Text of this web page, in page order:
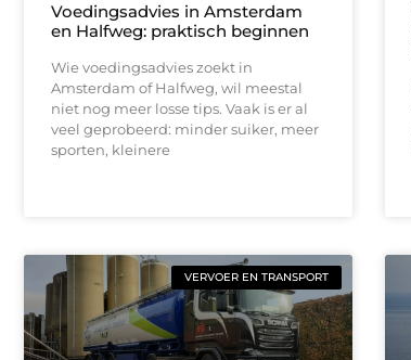
Voedingsadvies in Amsterdam
en Halfweg: praktisch beginnen
Wie voedingsadvies zoekt in
Amsterdam of Halfweg, wil meestal
niet nog meer losse tips. Vaak is er al
veel geprobeerd: minder suiker, meer
sporten, kleinere
VERVOER EN TRANSPORT